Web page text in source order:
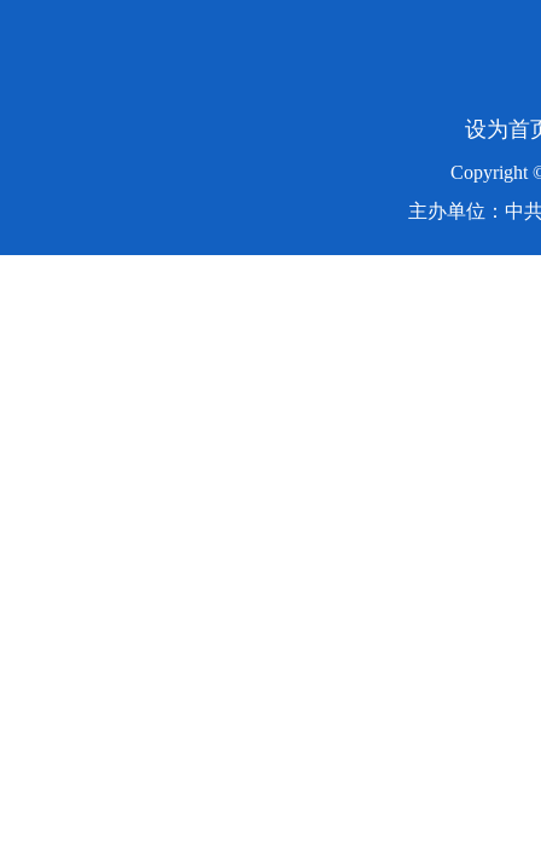
设为首
Copyright
主办单位：中